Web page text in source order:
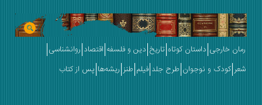
خارجی داستان کوتاه تاریخ دین و فلسفه اقتصاد روانشناسی
کودک و نوجوان طرح جلد فیلم طنز ریشه‌ها پس از کتاب